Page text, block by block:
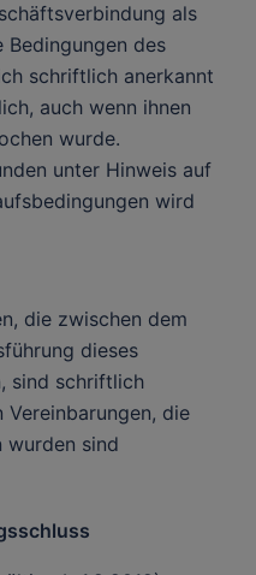
als
Bedingungen des
schriftlich anerkannt
auch wenn ihnen
wurde.
unter Hinweis auf
wird
die zwischen dem
dieses
sind schriftlich
die
sind